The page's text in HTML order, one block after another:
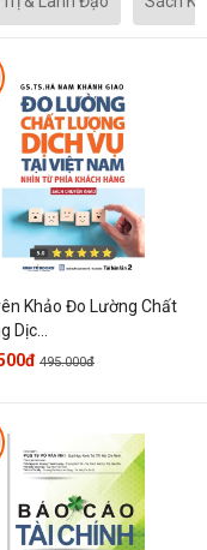
Khảo Đo Lường Chất
Dịc...
495.000đ